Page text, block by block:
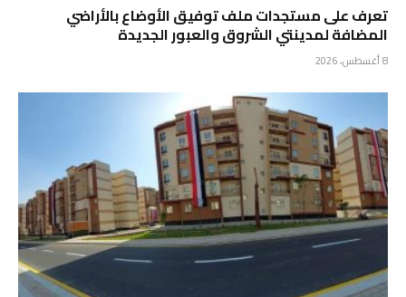
تعرف على مستجدات ملف توفيق الأوضاع بالأراضي
المضافة لمدينتي الشروق والعبور الجديدة
8 أغسطس، 2026